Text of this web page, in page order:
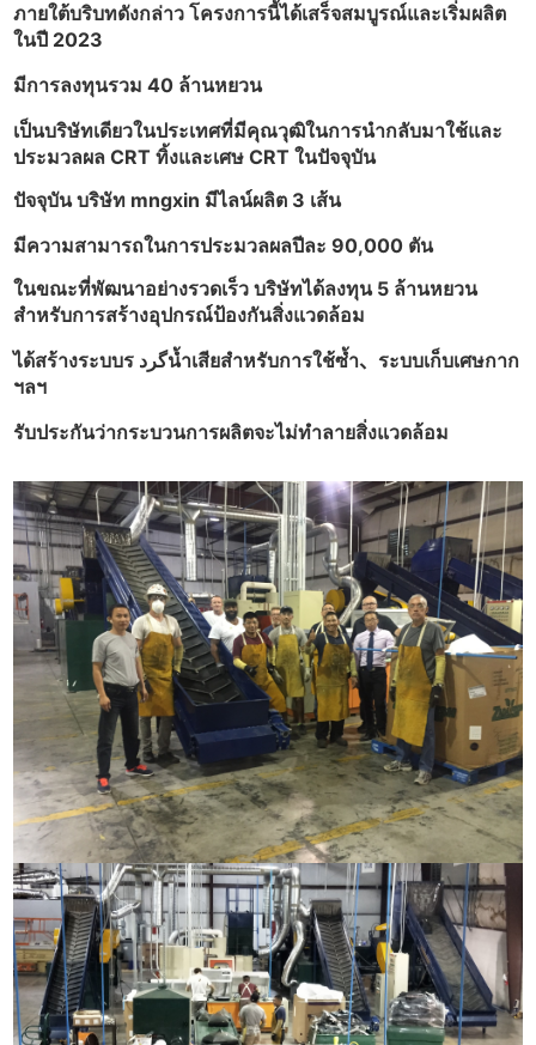
ภายใต้บริบทดังกล่าว โครงการนี้ได้เสร็จสมบูรณ์และเริ่มผลิต
ในปี 2023
มีการลงทุนรวม 40 ล้านหยวน
เป็นบริษัทเดียวในประเทศที่มีคุณวุฒิในการนำกลับมาใช้และ
ประมวลผล CRT ทิ้งและเศษ CRT ในปัจจุบัน
ปัจจุบัน บริษัท mngxin มีไลน์ผลิต 3 เส้น
มีความสามารถในการประมวลผลปีละ 90,000 ตัน
ในขณะที่พัฒนาอย่างรวดเร็ว บริษัทได้ลงทุน 5 ล้านหยวน
สำหรับการสร้างอุปกรณ์ป้องกันสิ่งแวดล้อม
ได้สร้างระบบร گردน้ำเสียสำหรับการใช้ซ้ำ、ระบบเก็บเศษกาก
ฯลฯ
รับประกันว่ากระบวนการผลิตจะไม่ทำลายสิ่งแวดล้อม